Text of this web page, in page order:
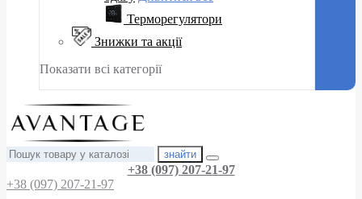
Терморегулятори
Знижки та акції
Показати всі категорії
знайти
+38 (097) 207-21-97
+38 (097) 207-21-97